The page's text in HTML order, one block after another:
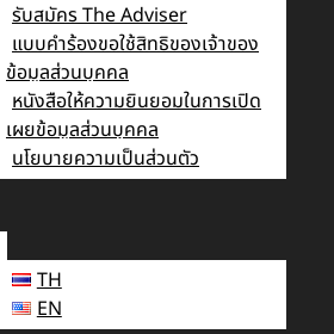
รับสมัคร The Adviser
แบบคำร้องขอใช้สิทธิของเจ้าของ
ข้อมูลส่วนบุคคล
หนังสือให้ความยินยอมในการเปิด
เผยข้อมูลส่วนบุคคล
นโยบายความเป็นส่วนตัว
TH
EN